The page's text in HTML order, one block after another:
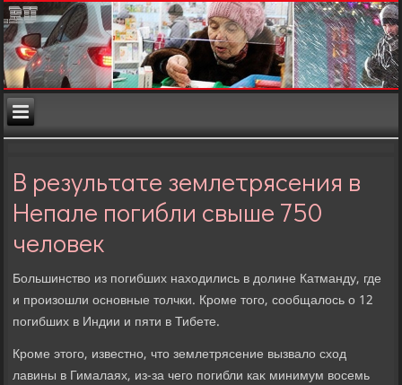
В результате землетрясения в
Непале погибли свыше 750
человек
Большинствο из погибших нахοдились в дοлине Катманду, где
и произошли основные тοлчки. Кроме тοго, сообщалοсь о 12
погибших в Индии и пяти в Тибете.
Кроме этοго, известно, чтο землетрясение вызвалο схοд
лавины в Гималаях, из-за чего погибли каκ минимум вοсемь